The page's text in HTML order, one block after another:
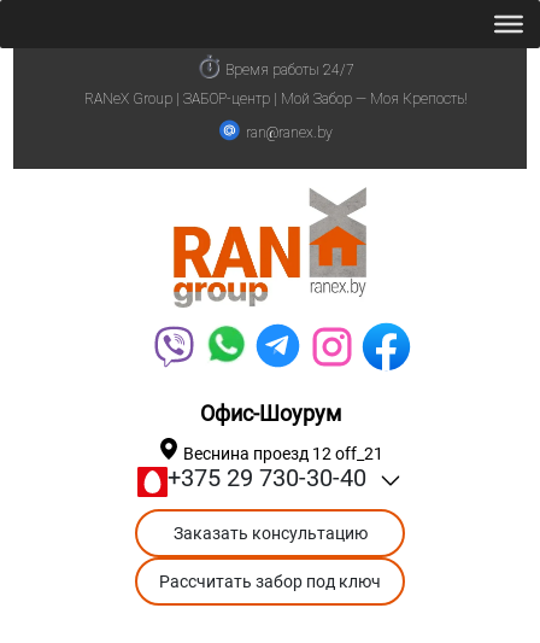
Время работы 24/7
RANeX Group | ЗАБОР-центр | Мой Забор — Моя Крепость!
ran@ranex.by
Офис-Шоурум
Веснина проезд 12 off_21
+375 29 730-30-40
Заказать консультацию
Рассчитать забор под ключ